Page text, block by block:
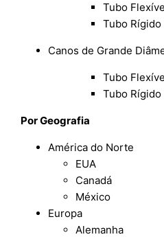
Tubo
Tubo Rígido
Canos de Grande
Tubo
Tubo Rígido
Por Geografia
América do Norte
EUA
Canadá
México
Europa
Alemanha